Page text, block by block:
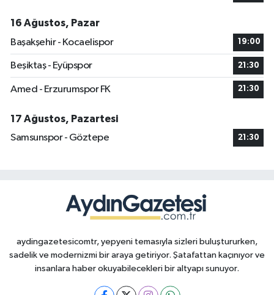
16 Ağustos, Pazar
Başakşehir - Kocaelispor
19:00
Beşiktaş - Eyüpspor 21:30
Amed - Erzurumspor FK 21:30
17 Ağustos, Pazartesi
Samsunspor - Göztepe
21:30
aydingazetesicomtr, yepyeni temasıyla sizleri buluştururken,
sadelik ve modernizmi bir araya getiriyor. Şatafattan kaçınıyor ve
insanlara haber okuyabilecekleri bir altyapı sunuyor.